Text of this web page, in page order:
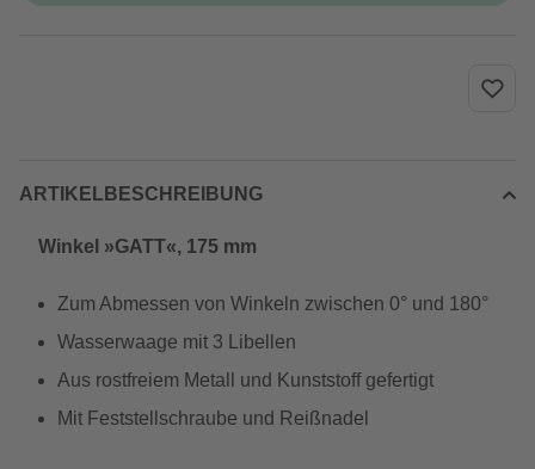
ARTIKELBESCHREIBUNG
Winkel »GATT«, 175 mm
Zum Abmessen von Winkeln zwischen 0° und 180°
Wasserwaage mit 3 Libellen
Aus rostfreiem Metall und Kunststoff gefertigt
Mit Feststellschraube und Reißnadel